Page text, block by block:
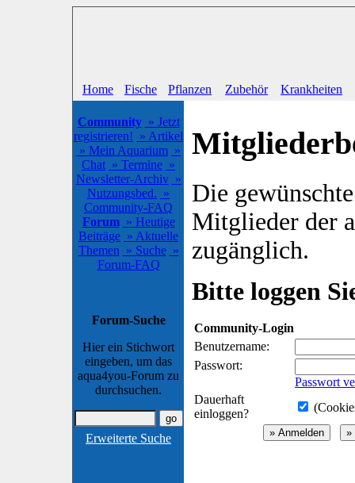
Home Fische Pflanzen Zubehör Krankheiten
Community » Jetzt
registrieren! » Artikel
» Mein Aquarium »
Chat » Termine »
Newsletter-Archiv »
Nutzungsbed. »
Community-FAQ
Forum » Heutige
Beiträge » Aktuelle
Themen » Suche »
Forum-FAQ
Forum-Suche
Hier ein Stichwort
eingeben, um das
aqua4you-Forum zu
durchsuchen.
Erweiterte Suche
Die
Mitglieder der
zugänglich.
Bitte loggen
Community-Login
Benutzername:
Passwort:
Passwort
Dauerhaft
einloggen?